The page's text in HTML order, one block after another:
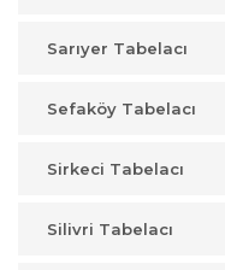
Sarıyer Tabelacı
Sefaköy Tabelacı
Sirkeci Tabelacı
Silivri Tabelacı